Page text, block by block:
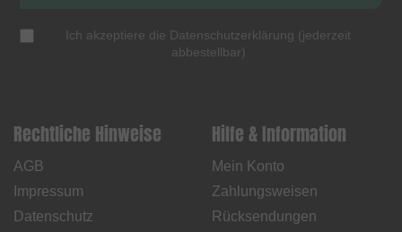
Ich akzeptiere die Datenschutzerklärung (jederzeit
abbestellbar)
Rechtliche Hinweise
AGB
Impressum
Datenschutz
Hilfe & Information
Mein Konto
Zahlungsweisen
Rücksendungen